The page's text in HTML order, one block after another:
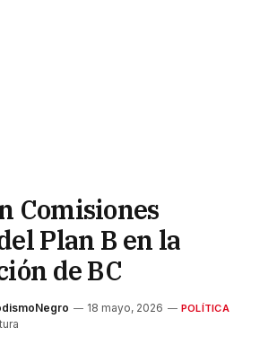
Comisiones
Plan B en la
de BC
18 mayo, 2026 POLÍTICA